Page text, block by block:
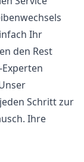
Ihr
den Rest
Schritt zur
Ihre